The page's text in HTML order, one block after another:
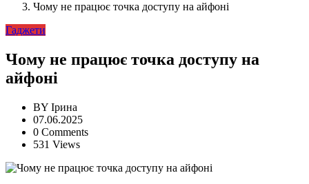
Чому не працює точка доступу на айфоні
Гаджети
Чому не працює точка доступу на
айфоні
BY Ірина
07.06.2025
0 Comments
531 Views